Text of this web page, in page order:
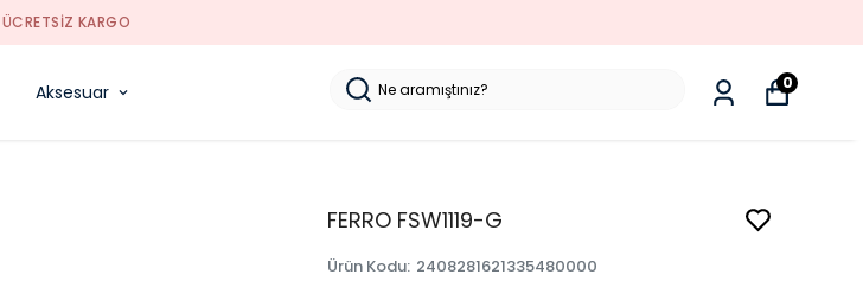
SORUNSUZ İADE
Aksesuar 0
FERRO FSW1119-G
Ürün Kodu: 2408281621335480000